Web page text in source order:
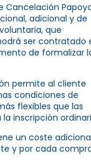
Cancelación
adicional y de
que
ser contratado
de formalizar
permite al cliente
condiciones de
flexibles que las
inscripción
un coste
y por cada